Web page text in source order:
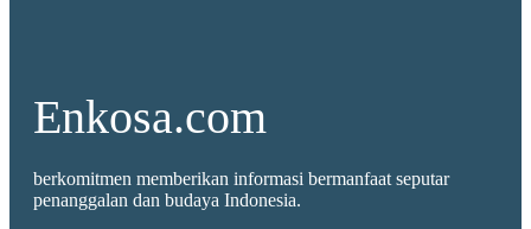
Enkosa.com
berkomitmen memberikan informasi bermanfaat seputar
penanggalan dan budaya Indonesia.